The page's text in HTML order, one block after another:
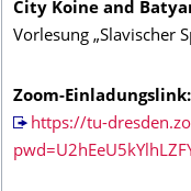
City Koine and
Vorlesung „Slavischer
Zoom-Einladungslink:
https://tu-